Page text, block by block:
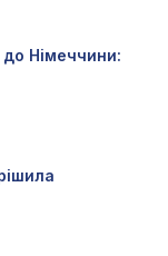
до Німеччини: